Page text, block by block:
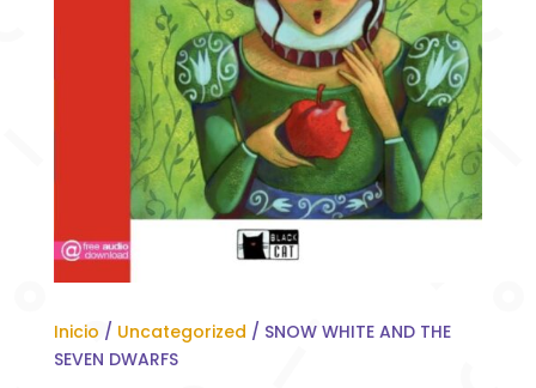
Inicio / Uncategorized / SNOW WHITE AND THE
SEVEN DWARFS